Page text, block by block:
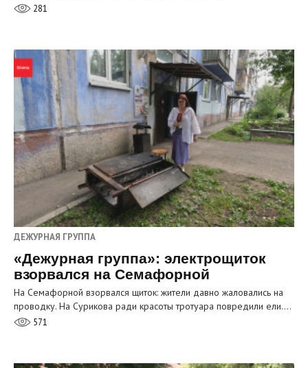
281
ДЕЖУРНАЯ ГРУППА
«Дежурная группа»: электрощиток
взорвался на Семафорной
На Семафорной взорвался щиток: жители давно жаловались на
проводку. На Сурикова ради красоты тротуара повредили ели.…
571